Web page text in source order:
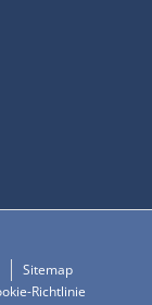
Sitemap
Richtlinie